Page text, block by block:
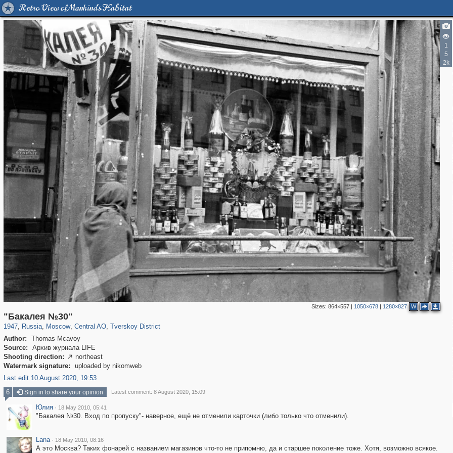
Retro View of Mankind's Habitat
1
5
2k
Sizes: 864×557| 1050×678| 1280×827 W
"Бакалея №30"
1947, Russia
1,406,684
, Moscow
319,864 8,286
, Central AO
160,011
, Tverskoy District
Author:
Thomas Mcavoy
Source:
Архив журнала LIFE
Shooting direction:  northeast
Watermark signature:
uploaded by nikomweb
Last edit 10 August 2020, 19:53
6
5
10
2
47
12
29
5
34
29
3
2
2
2
3
3
6 Sign in to share your opinion Latest comment: 8 August 2020, 15:09
Юлия · 18 May 2010, 05:41
"Бакалея №30. Вход по пропуску"- наверное, ещё не отменили карточки (либо только что отменили).
Lana · 18 May 2010, 08:16
А это Москва? Таких фонарей с названием магазинов что-то не припомню, да и старшее поколение тоже. Хотя, возможно всякое.